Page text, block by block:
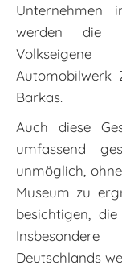
Unternehmen
werden die
Automobilwerk
Barkas.
Auch diese
umfassend
unmöglich,
Museum zu
besichtigen,
Deutschlands